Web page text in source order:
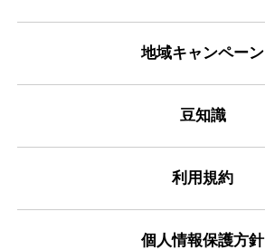
地域キャンペーン
豆知識
利用規約
個人情報保護方針